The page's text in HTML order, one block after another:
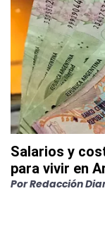
Salarios y
para vivir en
PorRedacción